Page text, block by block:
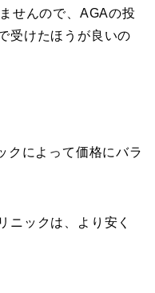
せんので、AGAの投
受けたほうが良いの
クによって価格にバラ
ニックは、より安く